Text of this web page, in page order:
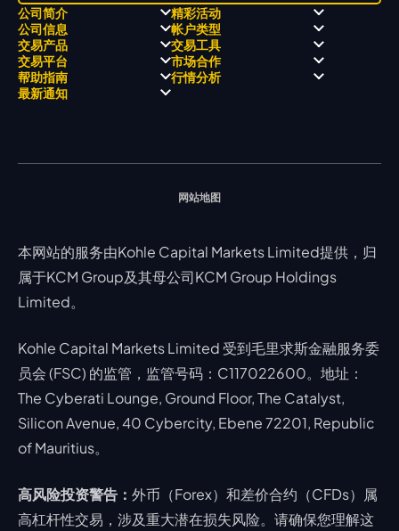
公司简介
关于
关于 KCM Group
三大优势
奖项和成就
精彩活动
职业高尔夫 x 飘移队
全球高尔夫锦标赛
公司信息
经营理念
公开信息与风险披露
公司新闻
视频库
帐户类型
ECN 账户
STP 账户
账户比较
交易产品
Forex
贵金属
能源
交易工具
交易平台
MetaTrader 4
MetaTrader 5
市场合作
帮助指南 行情分析
最新通知
网站地图
本网站的服务由Kohle Capital Markets Limited提供，归
属于KCM Group及其母公司KCM Group Holdings
Limited。
Kohle Capital Markets Limited 受到毛里求斯金融服务委
员会 (FSC) 的监管，监管号码：C117022600。地址：
The Cyberati Lounge, Ground Floor, The Catalyst,
Silicon Avenue, 40 Cybercity, Ebene 72201, Republic
of Mauritius。
高风险投资警告： 外币（Forex）和差价合约（CFDs）属
高杠杆性交易，涉及重大潜在损失风险。请确保您理解这